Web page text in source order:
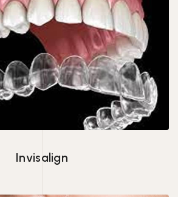
Invisalign
Invisalign